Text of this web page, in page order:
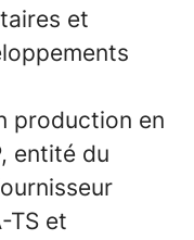
et
production en
entité du
TS et